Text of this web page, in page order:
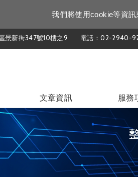
我們將使用cookie等資
景新街347號10樓之9 電話：02-2940-
文章資訊 服務